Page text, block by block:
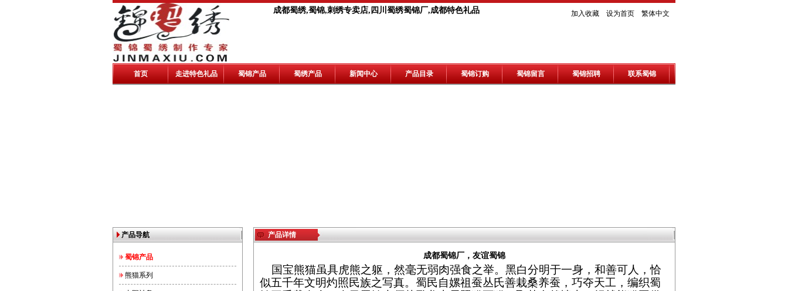
成都蜀绣,蜀锦,刺绣专卖店,四川蜀绣蜀锦厂,成都特色礼品 加入收藏 设为首页 繁体中文
首页 走进特色礼品 蜀锦产品 蜀绣产品 新闻中心 产品目录 蜀锦订购 蜀锦留言 蜀锦招聘 联系蜀锦
产品导航
蜀锦产品
熊猫系列
产品详情
成都蜀锦厂，友谊蜀锦
国宝熊猫虽具虎熊之躯，然毫无弱肉强食之举。黑白分明于一身，和善可人，恰
似五千年文明灼照民族之写真。蜀民自嫘祖蚕丛氏善栽桑养蚕，巧夺天工，编织蜀